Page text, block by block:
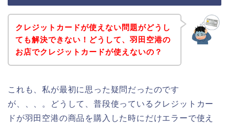
クレジットカードが使えない問題がどうし
ても解決できない！どうして、羽田空港の
お店でクレジットカードが使えないの？
これも、私が最初に思った疑問だったのです
が、、、。どうして、普段使っているクレジットカー
ドが羽田空港の商品を購入した時にだけエラーで使え